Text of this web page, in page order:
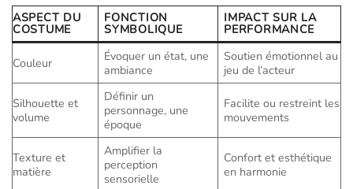
ASPECT DU
COSTUME
FONCTION
SYMBOLIQUE
IMPACT SUR LA
PERFORMANCE
Couleur
Évoquer un état, une
ambiance
Soutien émotionnel au
jeu de l’acteur
Silhouette et
volume
Définir un
personnage, une
époque
Facilite ou restreint les
mouvements
Texture et
matière
Amplifier la
perception
sensorielle
Confort et esthétique
en harmonie